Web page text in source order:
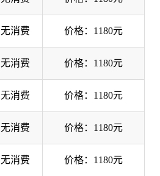
无消费 价格：1180元
无消费 价格：1180元
无消费 价格：1180元
无消费 价格：1180元
无消费 价格：1180元